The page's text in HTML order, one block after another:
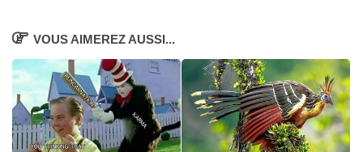
VOUS AIMEREZ AUSSI...